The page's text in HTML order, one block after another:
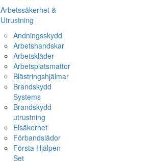
Arbetssäkerhet &
Utrustning
Andningsskydd
Arbetshandskar
Arbetskläder
Arbetsplatsmattor
Blästringshjälmar
Brandskydd
Systems
Brandskydd
utrustning
Elsäkerhet
Förbandslådor
Första Hjälpen
Set